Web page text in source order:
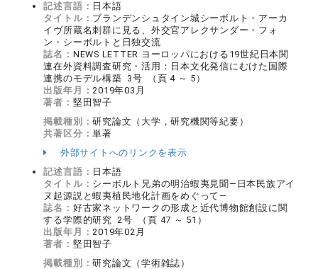
記述言語： 日本語
タイトル： ブランデンシュタイン城シーボルト・アーカ
イヴ所蔵名刺群に見る、外交官アレクサンダー・フォ
ン・シーボルトと日独交流
誌名： NEWS LETTER ヨーロッパにおける19世紀日本関
連在外資料調査研究・活用：日本文化発信にむけた国際
連携のモデル構築 3号 （頁 4 ～ 5）
出版年月：2019年03月
著者： 堅田智子
掲載種別：研究論文（大学，研究機関等紀要）
共著区分：単著
外部サイトへのリンクを表示
記述言語： 日本語
タイトル： シーボルト兄弟の明治蝦夷見聞―日本民族アイ
ヌ起源説と蝦夷植民地化計画をめぐって―
誌名： 好古家ネットワークの形成と近代博物館創設に関
する学際的研究 2号 （頁 47 ～ 51）
出版年月：2019年02月
著者： 堅田智子
掲載種別：研究論文（学術雑誌）